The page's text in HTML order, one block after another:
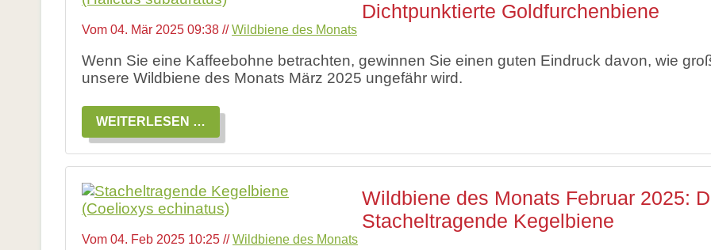
Dichtpunktierte Goldfurchenbiene
Vom 04. Mär 2025 09:38 //Wildbiene des Monats
Wenn Sie eine Kaffeebohne betrachten, gewinnen Sie einen guten Eindruck davon, wie
unsere Wildbiene des Monats März 2025 ungefähr wird.
WEITERLESEN …
DES
MONATS
MÄRZ
2025:
DICHTPUNKTIERTE
GOLDFURCHENBIENE
Wildbiene des Monats Februar 2025:
Stacheltragende Kegelbiene
Vom 04. Feb 2025 10:25 //Wildbiene des Monats